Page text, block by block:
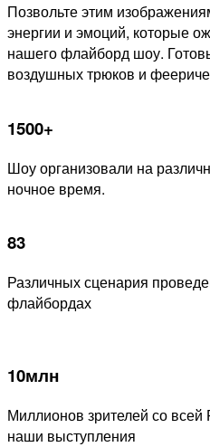
Позвольте этим
энергии и эмоций, которые
нашего флайборд шоу.
воздушных трюков и
1500+
Шоу организовали на
ночное время.
83
Различных сценария
флайбордах
10млн
Миллионов зрителей со
наши выступления